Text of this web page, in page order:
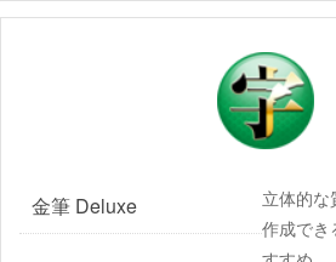
金筆 Deluxe
立体的な
作成でき